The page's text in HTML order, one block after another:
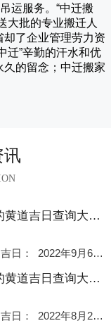
运服务。“中迁搬
大批的专业搬迁人
了企业管理劳力资
迁”辛勤的汗水和优
的留念； 中迁搬家
讯
太原2022年9月份搬家的黄道吉日查询大全一览表哪天适合搬家好日子
太原2022年9月份搬家黄道吉日： 2022年9月6日 「星期二」 农历八月十一2022年9月12日 「星期一」 农历八月十七2022年9月16日 「星期五」 农历八月廿一2022年9月2
太原2022年8月份搬家的黄道吉日查询大全一览表哪天适合搬家好日子
太原2022年8月份搬家黄道吉日： 2022年8月2日 「星期二」 农历七月初五2022年8月6日 「星期六」 农历七月初九2022年8月8日 「星期一」 农历七月十一2022年8月10日 「